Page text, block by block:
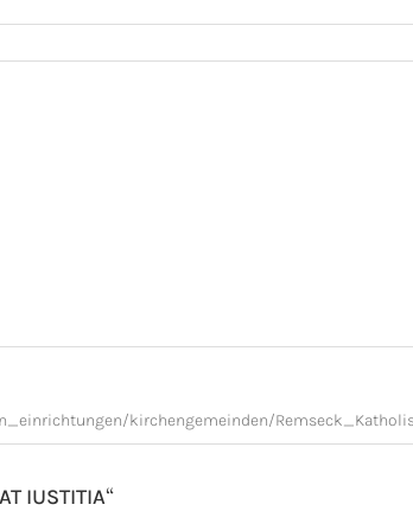
am Neckarkirchengemeinden/
IUSTITIA“